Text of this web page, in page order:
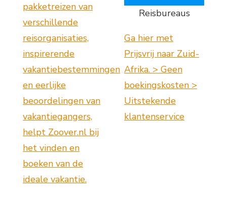
pakketreizen van
verschillende
reisorganisaties,
inspirerende
vakantiebestemmingen
en eerlijke
beoordelingen van
vakantiegangers,
helpt Zoover.nl bij
het vinden en
boeken van de
ideale vakantie.
Reisbureaus
Ga hier met
Prijsvrij naar Zuid-
Afrika. > Geen
boekingskosten >
Uitstekende
klantenservice